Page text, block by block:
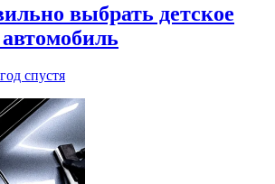
выбрать детское
спустя